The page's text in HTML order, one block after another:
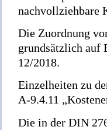
nachvollziehbare
Die Zuordnung
grundsätzlich auf
12/2018.
Einzelheiten zu
A-9.4.11
Die in der DIN